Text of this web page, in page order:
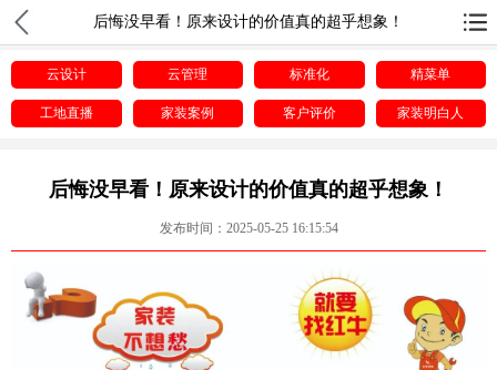
后悔没早看！原来设计的价值真的超乎想象！
云设计 云管理 标准化 精菜单
工地直播 家装案例 客户评价 家装明白人
后悔没早看！原来设计的价值真的超乎想象！
发布时间：2025-05-25 16:15:54